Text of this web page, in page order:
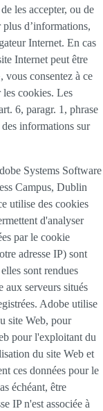
les accepter, ou de
plus d’informations,
Internet. En cas
Internet peut être
vous consentez à ce
les cookies. Les
6, paragr. 1, phrase
informations sur
Systems Software
Campus, Dublin
utilise des cookies
d'analyser
par le cookie
adresse IP) sont
sont rendues
aux serveurs situés
Adobe utilise
site Web, pour
pour l'exploitant du
du site Web et
ces données pour le
échéant, être
IP n'est associée à